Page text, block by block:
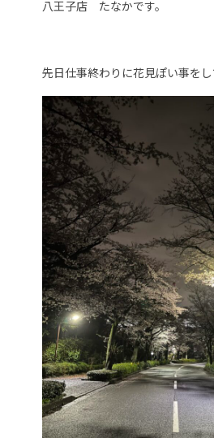
八王子店 たなかです。
先日仕事終わりに花見ぽい事をし